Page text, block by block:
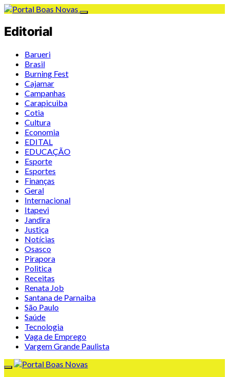
Editorial
Barueri
Brasil
Burning Fest
Cajamar
Campanhas
Carapicuiba
Cotia
Cultura
Economia
EDITAL
EDUCAÇÃO
Esporte
Esportes
Finanças
Geral
Internacional
Itapevi
Jandira
Justiça
Notícias
Osasco
Pirapora
Politica
Receitas
Renata Job
Santana de Parnaiba
São Paulo
Saúde
Tecnologia
Vaga de Emprego
Vargem Grande Paulista